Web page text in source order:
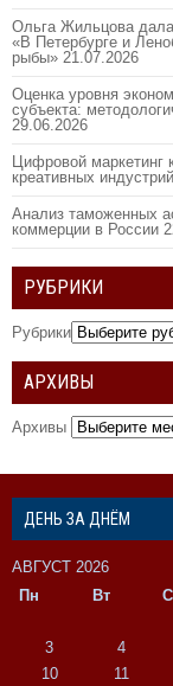
Ольга Жильцова
«В Петербурге и
рыбы» 21.07.2026
Оценка уровня
субъекта:
29.06.2026
Цифровой маркетинг
креативных
Анализ таможенных
коммерции в России
РУБРИКИ
Рубрики
АРХИВЫ
Архивы
ДЕНЬ ЗА ДНЁМ
АВГУСТ 2026
Пн
Вт
3
4
10
11